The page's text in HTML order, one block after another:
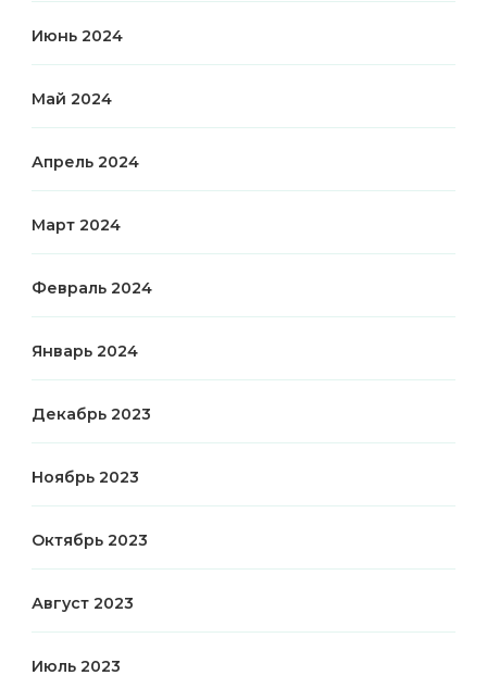
Июнь 2024
Май 2024
Апрель 2024
Март 2024
Февраль 2024
Январь 2024
Декабрь 2023
Ноябрь 2023
Октябрь 2023
Август 2023
Июль 2023